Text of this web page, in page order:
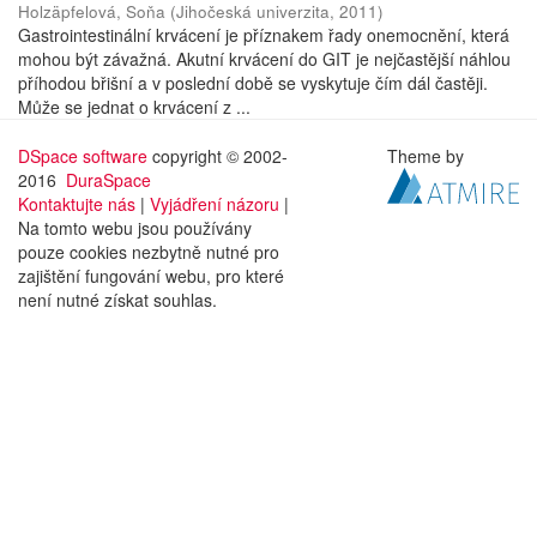
Holzäpfelová, Soňa (Jihočeská univerzita, 2011)
Gastrointestinální krvácení je příznakem řady onemocnění, která
mohou být závažná. Akutní krvácení do GIT je nejčastější náhlou
příhodou břišní a v poslední době se vyskytuje čím dál častěji.
Může se jednat o krvácení z ...
DSpace software copyright © 2002-
2016 DuraSpace
Kontaktujte nás | Vyjádření názoru |
Na tomto webu jsou používány
pouze cookies nezbytně nutné pro
zajištění fungování webu, pro které
není nutné získat souhlas.
Theme by